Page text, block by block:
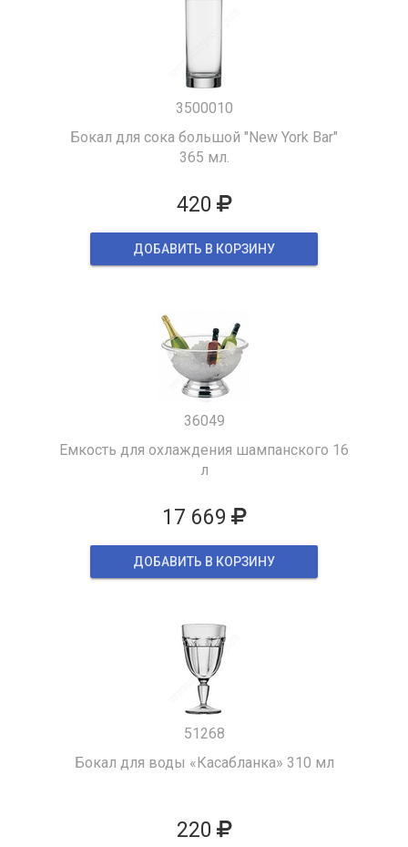
3500010
Бокал для сока большой "New York Bar"
365 мл.
420
ДОБАВИТЬ В КОРЗИНУ
36049
Емкость для охлаждения шампанского 16
л
17 669
ДОБАВИТЬ В КОРЗИНУ
51268
Бокал для воды «Касабланка» 310 мл
220